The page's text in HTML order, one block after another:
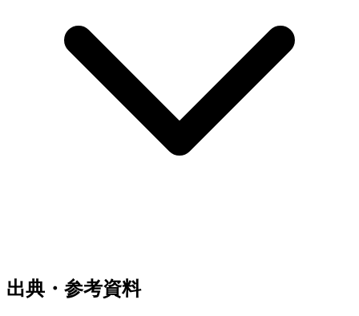
出典・参考資料